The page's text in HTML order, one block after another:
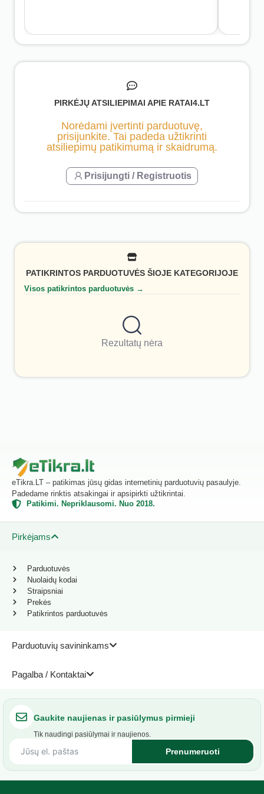
PIRKĖJŲ ATSILIEPIMAI APIE RATAI4.LT
Norėdami įvertinti parduotuvę,
prisijunkite. Tai padeda užtikrinti
atsiliepimų patikimumą ir skaidrumą.
Prisijungti / Registruotis
PATIKRINTOS PARDUOTUVĖS ŠIOJE KATEGORIJOJE
Visos patikrintos parduotuvės →
Rezultatų nėra
eTikra.LT – patikimas jūsų gidas internetinių parduotuvių pasaulyje.
Padedame rinktis atsakingai ir apsipirkti užtikrintai.
Patikimi. Nepriklausomi. Nuo 2018.
Pirkėjams
Parduotuvių savininkams
Pagalba / Kontaktai
Parduotuvės
Nuolaidų kodai
Straipsniai
Prekės
Patikrintos parduotuvės
Gaukite naujienas ir pasiūlymus pirmieji
Tik naudingi pasiūlymai ir naujienos.
Prenumeruoti